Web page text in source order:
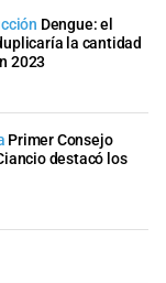
Dengue: el
la cantidad
2023
Primer Consejo
destacó los